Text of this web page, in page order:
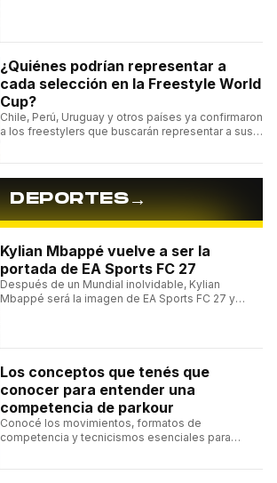
¿Quiénes podrían representar a
cada selección en la Freestyle World
Cup?
Chile, Perú, Uruguay y otros países ya confirmaron
a los freestylers que buscarán representar a sus
DEPORTES→
Kylian Mbappé vuelve a ser la
portada de EA Sports FC 27
Después de un Mundial inolvidable, Kylian
Mbappé será la imagen de EA Sports FC 27 y
Los conceptos que tenés que
conocer para entender una
competencia de parkour
Conocé los movimientos, formatos de
competencia y tecnicismos esenciales para